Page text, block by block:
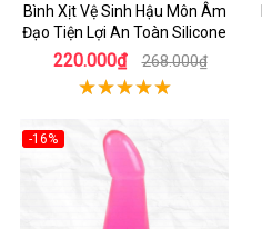
Bình Xịt Vệ Sinh Hậu Môn Âm
Đạo Tiện Lợi An Toàn Silicone
220.000₫ 268.000₫
-16%